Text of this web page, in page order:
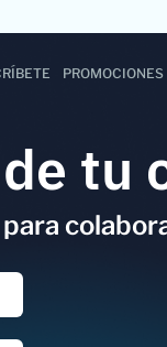
PROMOCIONES
tu